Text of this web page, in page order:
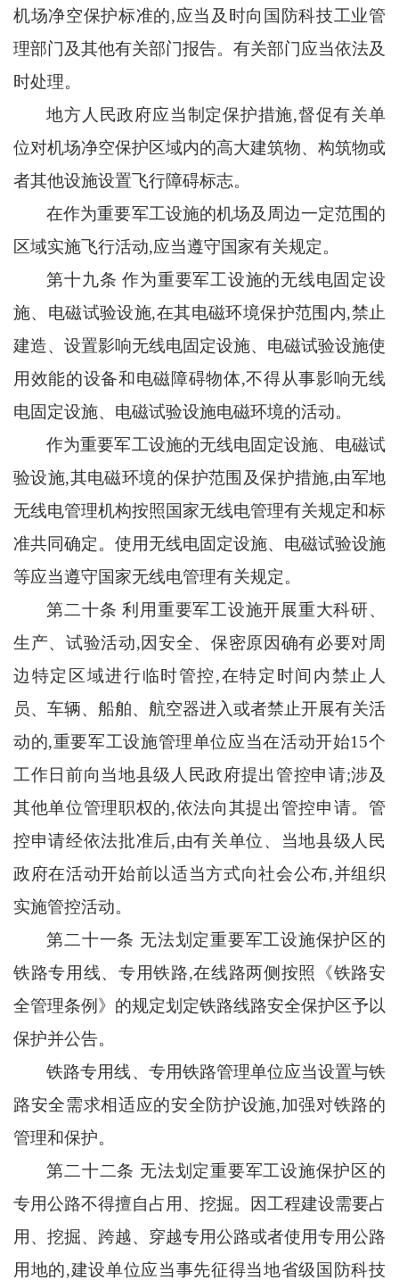
机场净空保护标准的,应当及时向国防科技工业管
理部门及其他有关部门报告。有关部门应当依法及
时处理。
地方人民政府应当制定保护措施,督促有关单
位对机场净空保护区域内的高大建筑物、构筑物或
者其他设施设置飞行障碍标志。
在作为重要军工设施的机场及周边一定范围的
区域实施飞行活动,应当遵守国家有关规定。
第十九条 作为重要军工设施的无线电固定设
施、电磁试验设施,在其电磁环境保护范围内,禁止
建造、设置影响无线电固定设施、电磁试验设施使
用效能的设备和电磁障碍物体,不得从事影响无线
电固定设施、电磁试验设施电磁环境的活动。
作为重要军工设施的无线电固定设施、电磁试
验设施,其电磁环境的保护范围及保护措施,由军地
无线电管理机构按照国家无线电管理有关规定和标
准共同确定。使用无线电固定设施、电磁试验设施
等应当遵守国家无线电管理有关规定。
第二十条 利用重要军工设施开展重大科研、
生产、试验活动,因安全、保密原因确有必要对周
边特定区域进行临时管控,在特定时间内禁止人
员、车辆、船舶、航空器进入或者禁止开展有关活
动的,重要军工设施管理单位应当在活动开始15个
工作日前向当地县级人民政府提出管控申请;涉及
其他单位管理职权的,依法向其提出管控申请。管
控申请经依法批准后,由有关单位、当地县级人民
政府在活动开始前以适当方式向社会公布,并组织
实施管控活动。
第二十一条 无法划定重要军工设施保护区的
铁路专用线、专用铁路,在线路两侧按照《铁路安
全管理条例》的规定划定铁路线路安全保护区予以
保护并公告。
铁路专用线、专用铁路管理单位应当设置与铁
路安全需求相适应的安全防护设施,加强对铁路的
管理和保护。
第二十二条 无法划定重要军工设施保护区的
专用公路不得擅自占用、挖掘。因工程建设需要占
用、挖掘、跨越、穿越专用公路或者使用专用公路
用地的,建设单位应当事先征得当地省级国防科技